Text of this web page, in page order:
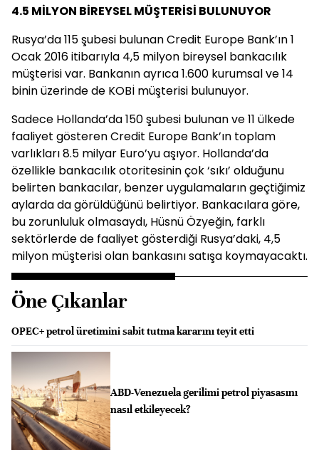
4.5 MİLYON BİREYSEL MÜŞTERİSİ BULUNUYOR
Rusya’da 115 şubesi bulunan Credit Europe Bank’ın 1
Ocak 2016 itibarıyla 4,5 milyon bireysel bankacılık
müşterisi var. Bankanın ayrıca 1.600 kurumsal ve 14
binin üzerinde de KOBİ müşterisi bulunuyor.
Sadece Hollanda’da 150 şubesi bulunan ve 11 ülkede
faaliyet gösteren Credit Europe Bank’ın toplam
varlıkları 8.5 milyar Euro’yu aşıyor. Hollanda’da
özellikle bankacılık otoritesinin çok ‘sıkı’ olduğunu
belirten bankacılar, benzer uygulamaların geçtiğimiz
aylarda da görüldüğünü belirtiyor. Bankacılara göre,
bu zorunluluk olmasaydı, Hüsnü Özyeğin, farklı
sektörlerde de faaliyet gösterdiği Rusya’daki, 4,5
milyon müşterisi olan bankasını satışa koymayacaktı.
Öne Çıkanlar
OPEC+ petrol üretimini sabit tutma kararını teyit etti
ABD-Venezuela gerilimi petrol piyasasını
nasıl etkileyecek?